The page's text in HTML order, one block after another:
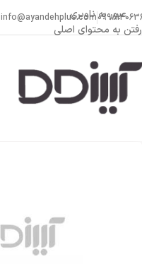
عبور به ناوبری
رفتن به محتوای اصلی
info@ayandehplus.com